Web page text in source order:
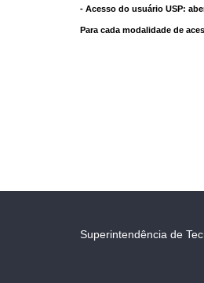
- Acesso do usuário USP:
Para cada modalidade de
Superintendência de